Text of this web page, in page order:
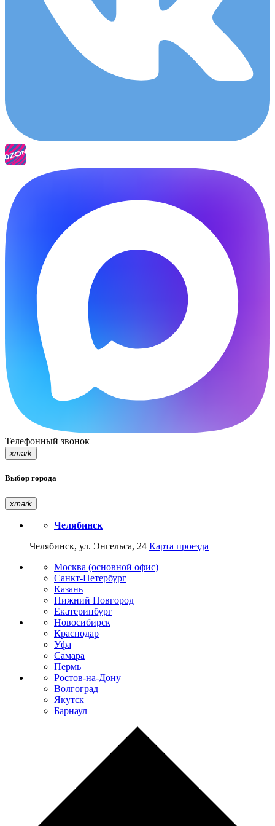
Телефонный звонок
xmark
Выбор города
xmark
Челябинск
Челябинск, ул. Энгельса, 24 Карта проезда
Москва (основной офис)
Санкт-Петербург
Казань
Нижний Новгород
Екатеринбург
Новосибирск
Краснодар
Уфа
Самара
Пермь
Ростов-на-Дону
Волгоград
Якутск
Барнаул